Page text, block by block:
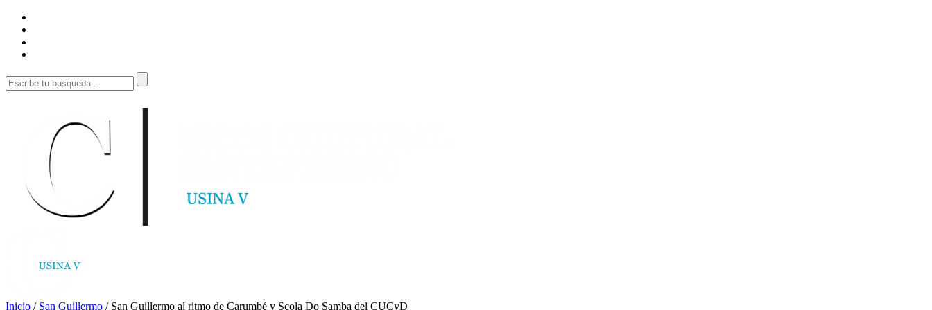
Inicio / San Guillermo / San Guillermo al ritmo de Carumbé y Scola Do Samba del CUCyD